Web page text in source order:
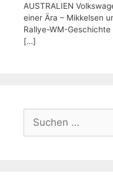
AUSTRALIEN
einer Ära – Mikkelsen
Rallye-WM-
[…]
nach: